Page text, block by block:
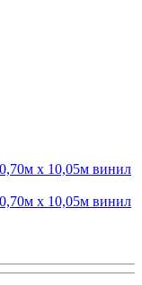
x 10,05м винил
x 10,05м винил